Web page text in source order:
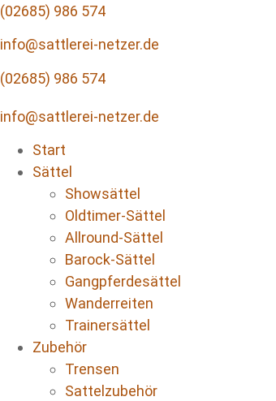
Zum
wechseln
(02685) 986 574
info@sattlerei-netzer.de
(02685) 986 574
info@sattlerei-netzer.de
Start
Sättel
Showsättel
Oldtimer-Sättel
Allround-Sättel
Barock-Sättel
Gangpferdesättel
Wanderreiten
Trainersättel
Zubehör
Trensen
Sattelzubehör